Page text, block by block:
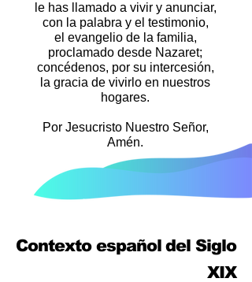
le has llamado a vivir y anunciar,
con la palabra y el testimonio,
el evangelio de la familia,
proclamado desde Nazaret;
concédenos, por su intercesión,
la gracia de vivirlo en nuestros
hogares.
Por Jesucristo Nuestro Señor,
Amén.
Contexto español del Siglo
XIX